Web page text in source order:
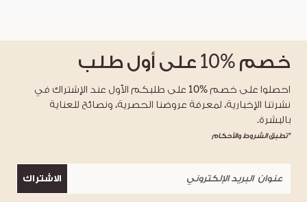
خصم %10 على أول طلب
احصلوا على خصم %10 على طلبكم الأول عند الإشتراك في
نشرتنا الإخبارية، لمعرفة عروضنا الحصرية، ونصائح للعناية
بالبشرة.
*تطبق الشروط والأحكام
الاشتراك